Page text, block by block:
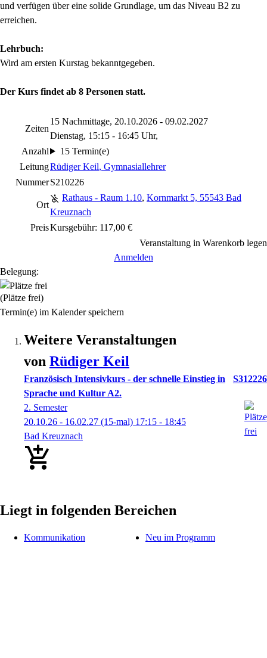
und verfügen über eine solide Grundlage, um das Niveau B2 zu
erreichen.
Lehrbuch:
Wird am ersten Kurstag bekanntgegeben.
Der Kurs findet ab 8 Personen statt.
Zeiten
15 Nachmittage, 20.10.2026 - 09.02.2027
Dienstag, 15:15 - 16:45 Uhr,
Anzahl
15 Termin(e)
LeitungRüdiger Keil, Gymnasiallehrer
NummerS210226
Ort
Rathaus - Raum 1.10, Kornmarkt 5, 55543 Bad
Kreuznach
PreisKursgebühr: 117,00 €
Veranstaltung in Warenkorb legen
Anmelden
Belegung:
(Plätze frei)
Termin(e) im Kalender speichern
Weitere Veranstaltungen
von Rüdiger Keil
Französisch Intensivkurs - der schnelle Einstieg in
Sprache und Kultur A2.
S312226
2. Semester
20.10.26 - 16.02.27 (15-mal) 17:15 - 18:45
Bad Kreuznach
Liegt in folgenden Bereichen
Kommunikation Neu im Programm